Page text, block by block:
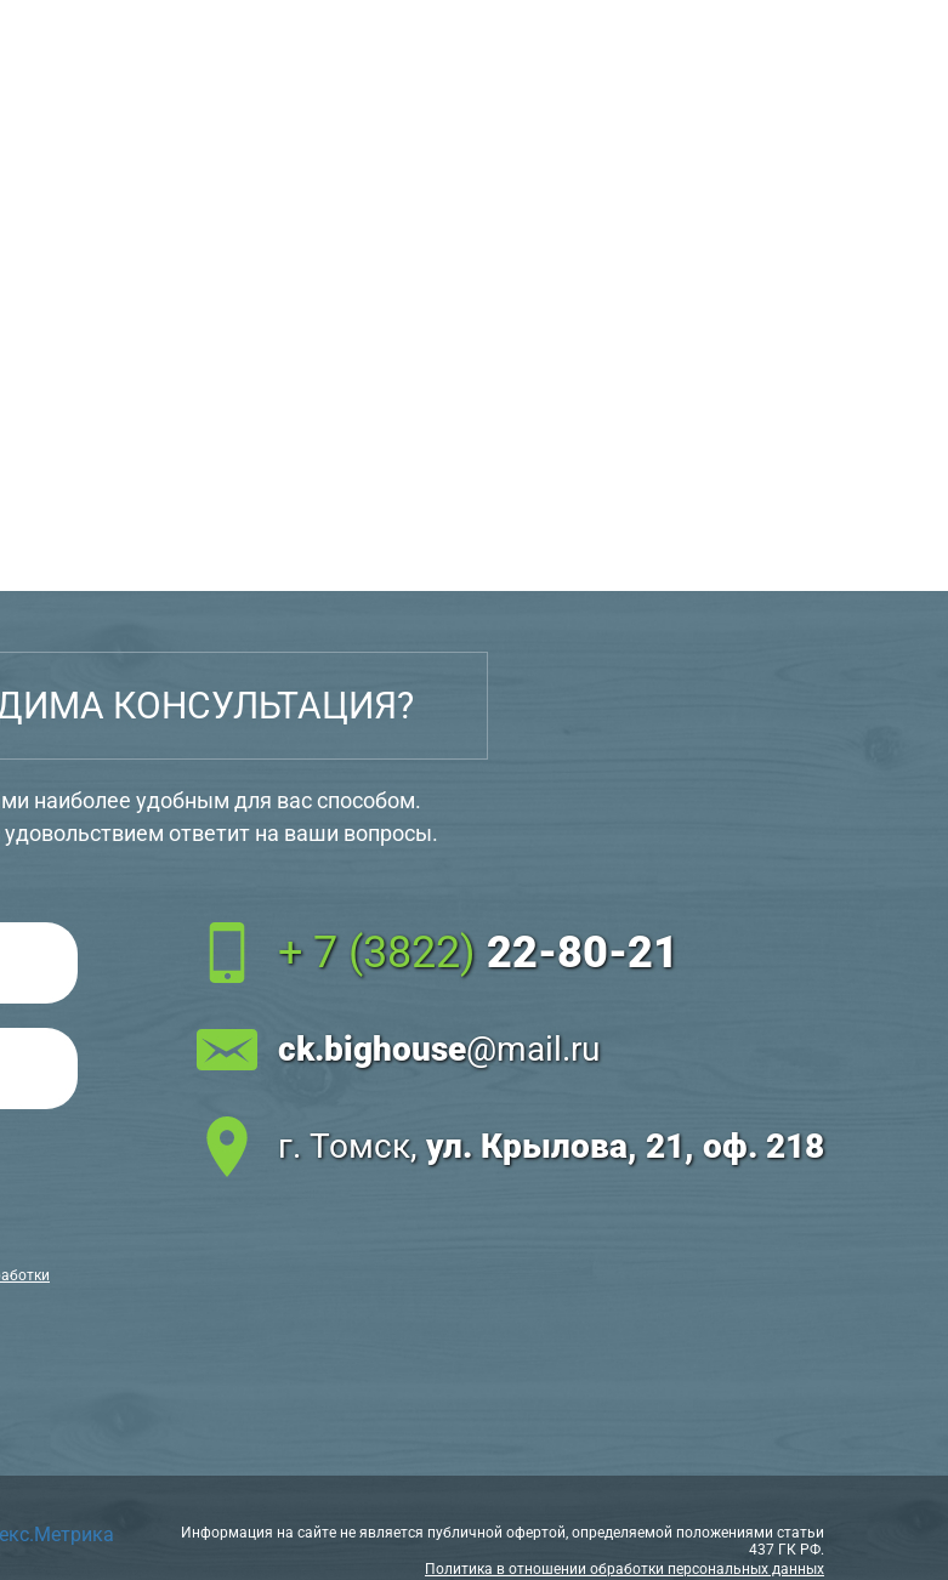
КОНСУЛЬТАЦИЯ?
наиболее удобным для вас способом.
ответит на ваши вопросы.
+ 7 (3822) 22-80-21
ck.bighouse@mail.ru
г. Томск, ул. Крылова, 21, оф. 218
Информация на сайте не является публичной офертой, определяемой положениями статьи
437 ГК РФ.
Политика в отношении обработки персональных данных